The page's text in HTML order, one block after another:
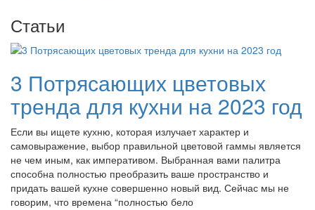
Статьи
3 Потрясающих цветовых
тренда для кухни на 2023 год
Если вы ищете кухню, которая излучает характер и
самовыражение, выбор правильной цветовой гаммы является
не чем иным, как императивом. Выбранная вами палитра
способна полностью преобразить ваше пространство и
придать вашей кухне совершенно новый вид. Сейчас мы не
говорим, что времена “полностью бело